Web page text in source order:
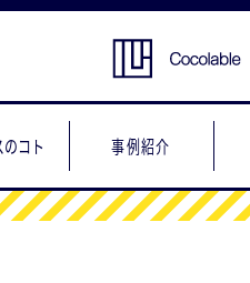
コト 事例紹介